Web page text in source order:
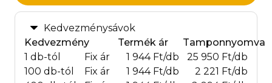
Kedvezménysávok
Kedvezmény
Termék ár
Tamponnyomva
1 db-tól
Fix ár 1 944 Ft/db
25 950 Ft/db
100 db-tól
Fix ár 1 944 Ft/db
2 221 Ft/db